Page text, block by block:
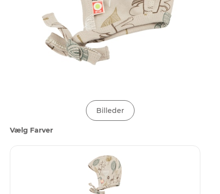
Billeder
Vælg Farver